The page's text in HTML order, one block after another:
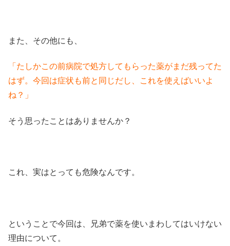
また、その他にも、
「たしかこの前病院で処方してもらった薬がまだ残ってた
はず。今回は症状も前と同じだし、これを使えばいいよ
ね？」
そう思ったことはありませんか？
これ、実はとっても危険なんです。
ということで今回は、兄弟で薬を使いまわしてはいけない
理由について。